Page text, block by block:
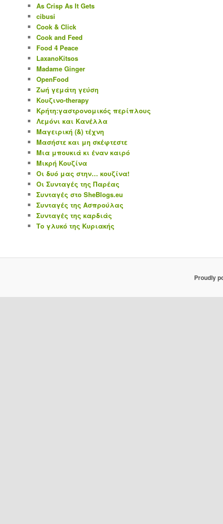
As Crisp As It Gets
cibusi
Cook & Click
Cook and Feed
Food 4 Peace
LaxanoKitsos
Madame Ginger
OpenFood
Ζωή γεμάτη γεύση
Κουζινο-therapy
Κρήτη:γαστρονομικός περίπλους
Λεμόνι και Κανέλλα
Μαγειρική (&) τέχνη
Μασήστε και μη σκέφτεστε
Μια μπουκιά κι έναν καιρό
Μικρή Κουζίνα
Οι δυό μας στην… κουζίνα!
Οι Συνταγές της Παρέας
Συνταγές στο SheBlogs.eu
Συνταγές της Ασπρούλας
Συνταγές της καρδιάς
Το γλυκό της Κυριακής
Proudly